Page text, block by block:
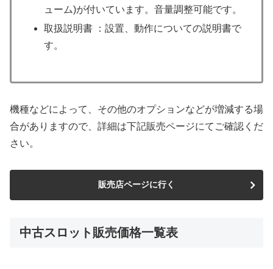
ューム)が付いています。音量調整可能です。
取扱説明書 ：設置、動作についての説明書で
す。
機種などによって、その他のオプションなどが増減する場
合がありますので、詳細は下記販売ページにてご確認くだ
さい。
販売店ページに行く
中古スロット販売価格一覧表